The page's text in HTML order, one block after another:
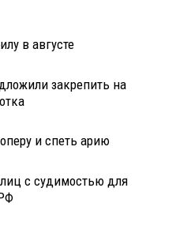
в августе
закрепить на
и спеть арию
с судимостью для